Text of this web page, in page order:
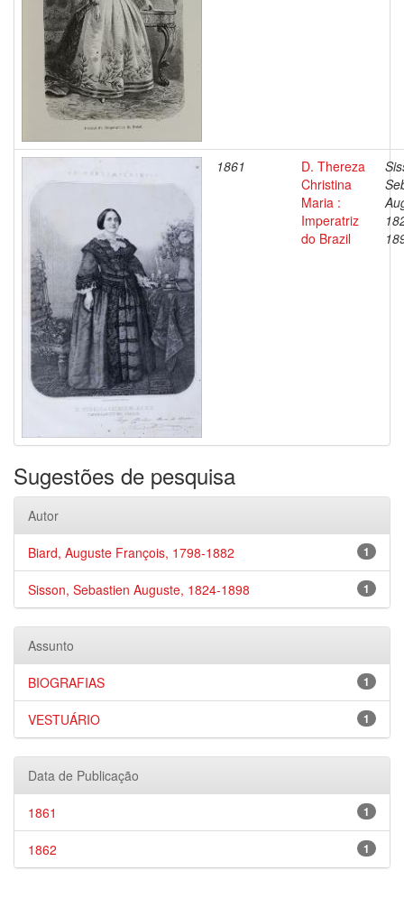
1861
D. Thereza
Christina
Maria :
Imperatriz
do Brazil
Sugestões de pesquisa
Autor
1
Biard, Auguste François, 1798-1882
1
Sisson, Sebastien Auguste, 1824-1898
Assunto
1
BIOGRAFIAS
1
VESTUÁRIO
Data de Publicação
1
1861
1
1862